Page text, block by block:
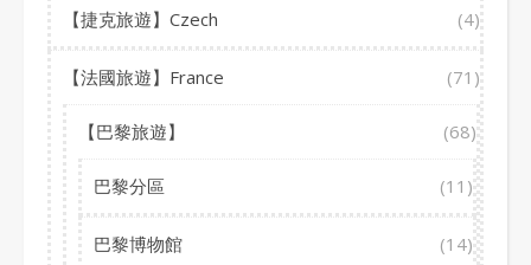
【捷克旅遊】Czech (4)
【法國旅遊】France (71)
【巴黎旅遊】 (68)
巴黎分區 (11)
巴黎博物館 (14)